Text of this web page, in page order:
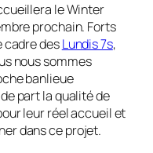
le Winter
prochain. Forts
cadre desLundis 7s,
nous sommes
banlieue
part la qualité de
leur réel accueil et
dans ce projet.